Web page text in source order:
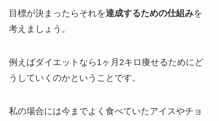
目標が決まったらそれを達成するための仕組みを
考えましょう。
例えばダイエットなら1ヶ月2キロ痩せるためにど
うしていくのかということです。
私の場合には今までよく食べていたアイスやチョ